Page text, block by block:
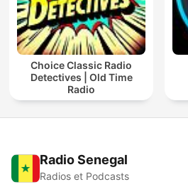
Choice Classic Radio
Detectives | Old Time
Radio
Radio Senegal
Radios et Podcasts